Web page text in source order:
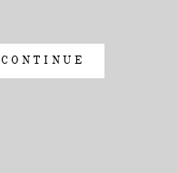
CONTINUE